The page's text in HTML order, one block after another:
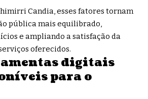
Candia, esses fatores tornam
pública mais equilibrado,
e ampliando a satisfação da
oferecidos.
digitais
para o